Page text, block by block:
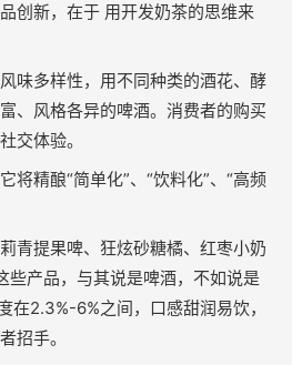
创新，在于 用开发奶茶的思维来
味多样性，用不同种类的酒花、酵
、风格各异的啤酒。消费者的购买
交体验。
将精酿“简单化”、“饮料化”、“高频
青提果啤、狂炫砂糖橘、红枣小奶
产品，与其说是啤酒，不如说是
在2.3%-6%之间，口感甜润易饮，
招手。